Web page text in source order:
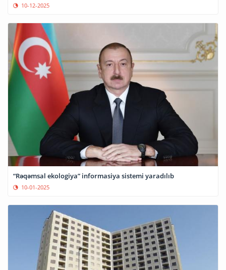
10-12-2025
“Rəqəmsal ekologiya” informasiya sistemi yaradılıb
10-01-2025